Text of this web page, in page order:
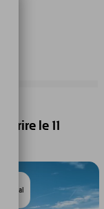
le 11
Ötztal